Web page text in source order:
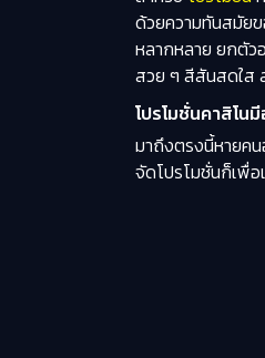
ด้วยความทันสมัยข
หลากหลาย ยกตัว
สวย ๆ สีสันสดใส
โปรโมชั่นคาสิโน
มาถึงตรงนี้หายค
จัดโปรโมชั่นก็เพื่อ